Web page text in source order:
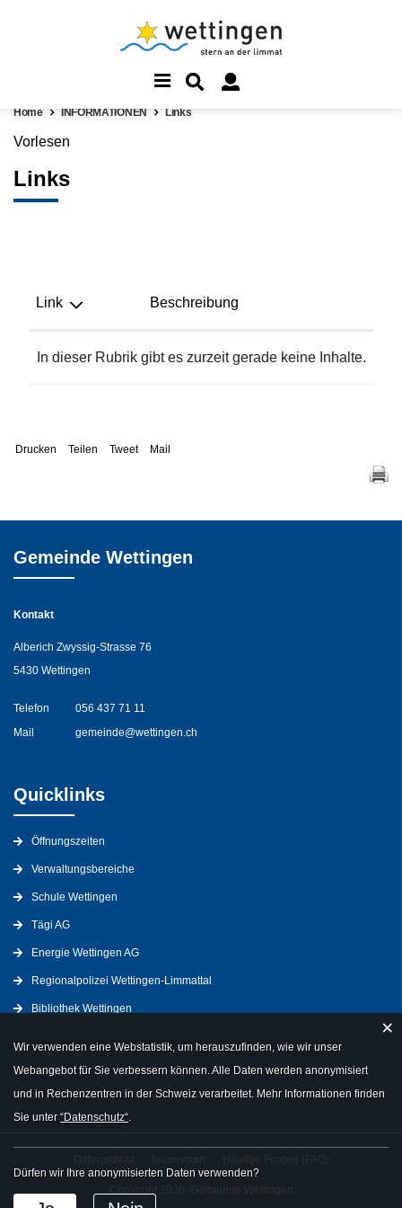
Home INFORMATIONEN Links
Vorlesen
Links
Link Beschreibung
In dieser Rubrik gibt es zurzeit gerade keine Inhalte.
Drucken Teilen Tweet Mail
Gemeinde Wettingen
Kontakt
Alberich Zwyssig-Strasse 76
5430 Wettingen
Telefon
056 437 71 11
Mail
gemeinde@wettingen.ch
Quicklinks
Öffnungszeiten
Verwaltungsbereiche
Schule Wettingen
Tägi AG
Energie Wettingen AG
Regionalpolizei Wettingen-Limmattal
Bibliothek Wettingen
Copyright 2026. Gemeinde Wettingen
Datenschutz Impressum Häufige Fragen (FAQ)
Wir verwenden eine Webstatistik, um herauszufinden, wie wir unser
Webangebot für Sie verbessern können. Alle Daten werden anonymisiert
und in Rechenzentren in der Schweiz verarbeitet. Mehr Informationen finden
Sie unter“Datenschutz“.
Dürfen wir Ihre anonymisierten Daten verwenden?
×